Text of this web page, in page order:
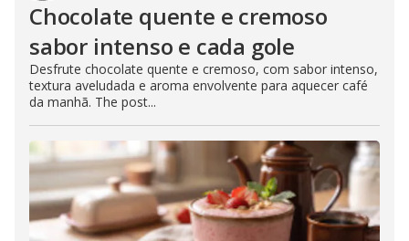
Chocolate quente e cremoso
sabor intenso e cada gole
Desfrute chocolate quente e cremoso, com sabor intenso,
textura aveludada e aroma envolvente para aquecer café
da manhã. The post...